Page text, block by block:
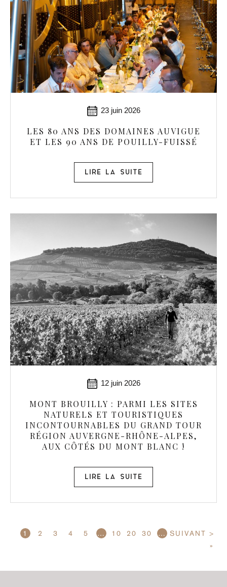
23 juin 2026
LES 80 ANS DES DOMAINES AUVIGUE
ET LES 90 ANS DE POUILLY-FUISSÉ
LIRE LA SUITE
12 juin 2026
MONT BROUILLY : PARMI LES SITES
NATURELS ET TOURISTIQUES
INCONTOURNABLES DU GRAND TOUR
RÉGION AUVERGNE-RHÔNE-ALPES,
AUX CÔTÉS DU MONT BLANC !
LIRE LA SUITE
1 2 3 4 5 … 10 20 30 …
SUIVANT >
»